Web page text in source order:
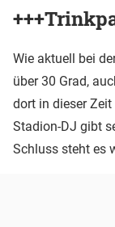
Wie aktuell bei
über 30 Grad,
dort in dieser Zeit
Stadion-DJ gibt
Schluss steht es